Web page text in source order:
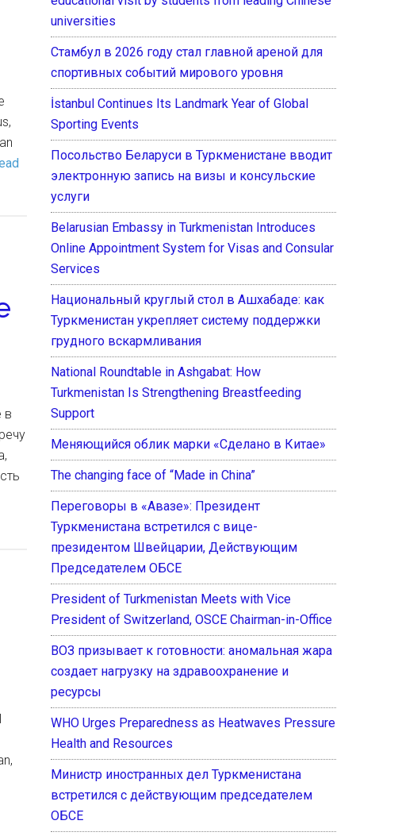
в
universities
Стамбул в 2026 году стал главной ареной для
спортивных событий мирового уровня
İstanbul Continues Its Landmark Year of Global
Sporting Events
Посольство Беларуси в Туркменистане вводит
электронную запись на визы и консульские
услуги
Belarusian Embassy in Turkmenistan Introduces
Online Appointment System for Visas and Consular
Services
Национальный круглый стол в Ашхабаде: как
Туркменистан укрепляет систему поддержки
грудного вскармливания
National Roundtable in Ashgabat: How
Turkmenistan Is Strengthening Breastfeeding
Support
Меняющийся облик марки «Сделано в Китае»
The changing face of “Made in China”
Переговоры в «Авазе»: Президент
Туркменистана встретился с вице-
президентом Швейцарии, Действующим
Председателем ОБСЕ
President of Turkmenistan Meets with Vice
President of Switzerland, OSCE Chairman-in-Office
ВОЗ призывает к готовности: аномальная жара
создает нагрузку на здравоохранение и
ресурсы
WHO Urges Preparedness as Heatwaves Pressure
Health and Resources
Министр иностранных дел Туркменистана
встретился с действующим председателем
ОБСЕ